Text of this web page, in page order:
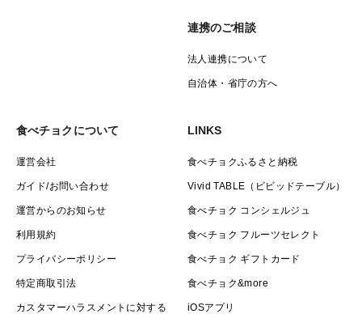
連携のご相談
法人連携について
自治体・省庁の方へ
食べチョクについて
運営会社
ガイド/お問い合わせ
運営からのお知らせ
利用規約
プライバシーポリシー
特定商取引法
カスタマーハラスメントに対する
LINKS
食べチョクふるさと納税
Vivid TABLE（ビビッドテーブル）
食べチョク コンシェルジュ
食べチョク フルーツセレクト
食べチョク ギフトカード
食べチョク&more
iOSアプリ